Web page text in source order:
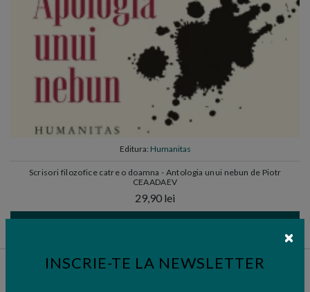
INSCRIE-TE LA NEWSLETTER
Editura: Humanitas
Scrisori filozofice catre o doamna - Antologia unui nebun de Piotr
CEAADAEV
29,90 lei
ADAUGA IN COS